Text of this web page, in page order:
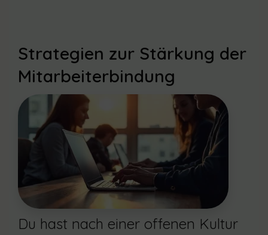
Strategien zur Stärkung der
Mitarbeiterbindung
Du hast nach einer offenen Kultur